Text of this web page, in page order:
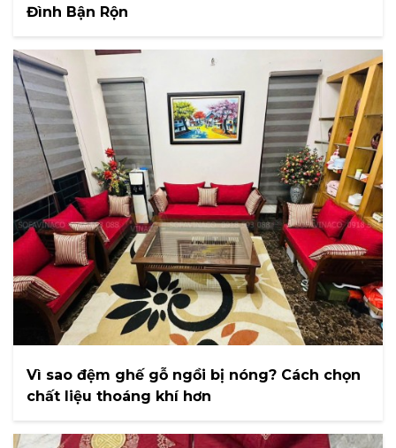
Đình Bận Rộn
Vì sao đệm ghế gỗ ngồi bị nóng? Cách chọn
chất liệu thoáng khí hơn